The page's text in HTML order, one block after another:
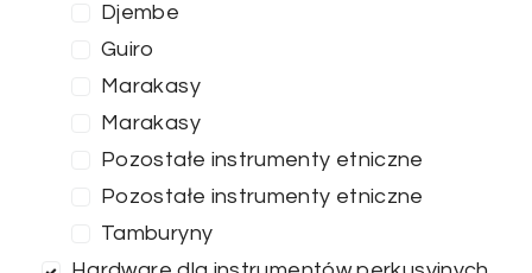
Djembe
Guiro
Marakasy
Marakasy
Pozostałe instrumenty etniczne
Pozostałe instrumenty etniczne
Tamburyny